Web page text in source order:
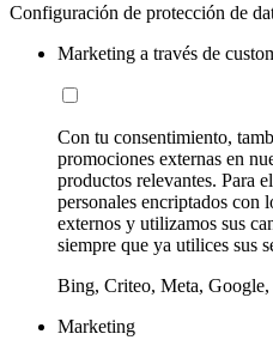
Configuración de protección de
Marketing a través de
Con tu consentimiento,
promociones externas en
productos relevantes. Para
personales encriptados con
externos y utilizamos sus
siempre que ya utilices sus
Bing, Criteo, Meta,
Marketing